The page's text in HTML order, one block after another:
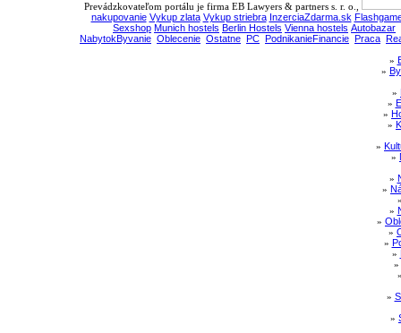
Prevádzkovateľom portálu je firma EB Lawyers & partners s. r. o.,
nakupovanie Vykup zlata Vykup striebra InzerciaZdarma.sk
Sexshop Munich hostels Berlin Hostels Vienna hostels Autobazar
NabytokByvanie Oblecenie Ostatne PC PodnikanieFinancie Praca
»
»
»
»
»
»
»
»
»
»
»
»
»
»
»
»
»
»